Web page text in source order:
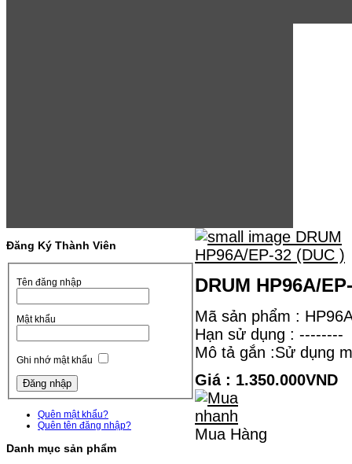
Đăng Ký Thành Viên
Tên đăng nhập
Mật khẩu
Ghi nhớ mật khẩu
Quên mật khẩu?
Quên tên đăng nhập?
Danh mục sản phẩm
DRUM HP96A/
Mã sản phẩm :
Hạn sử dụng : --------
Mô tả gắn :Sử dụng
Giá : 1.350.000VND
Mua Hàng